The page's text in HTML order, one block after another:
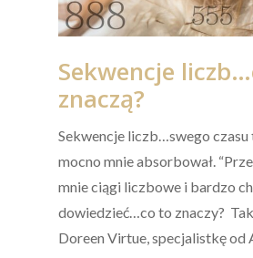
Sekwencje
znaczą?
Sekwencje liczb…swego czasu
mocno mnie absorbował.
mnie ciągi liczbowe i bardzo
dowiedzieć…co to znaczy?
Doreen Virtue, specjalistkę od